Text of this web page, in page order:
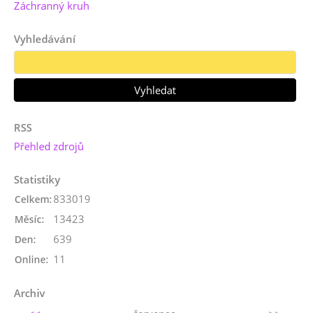
Záchranný kruh
Vyhledávání
RSS
Přehled zdrojů
Statistiky
Online: 11
Celkem: 833019
Měsíc: 13423
Den: 639
Archiv